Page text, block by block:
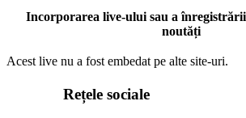
Incorporarea live-ului sau a
noutăți
Acest live nu a fost embedat pe alte site-uri.
Rețele sociale